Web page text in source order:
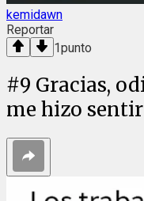
kemidawn
Reportar
1punto
#9 Gracias,
me hizo sentir